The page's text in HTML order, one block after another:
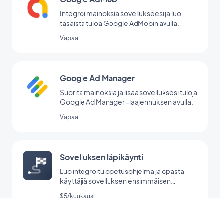
Integroi mainoksia sovellukseesi ja luo
tasaista tuloa Google AdMobin avulla.
Vapaa
Google Ad Manager
Suorita mainoksia ja lisää sovelluksesi tuloja
Google Ad Manager -laajennuksen avulla.
Vapaa
Sovelluksen läpikäynti
Luo integroitu opetusohjelma ja opasta
käyttäjiä sovelluksen ensimmäisen
käynnistyksen aikana.
$5/kuukausi